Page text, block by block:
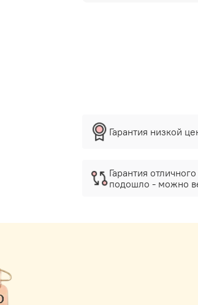
Гарантия низкой
Гарантия
подошло - можно